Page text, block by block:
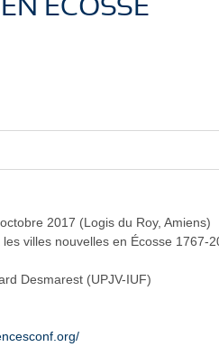
ÉCOSSE
2017 (Logis du Roy, Amiens)
les villes nouvelles en Écosse
Desmarest (UPJV-IUF)